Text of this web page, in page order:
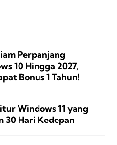
Perpanjang
10 Hingga 2027,
Bonus 1 Tahun!
Windows 11 yang
30 Hari Kedepan